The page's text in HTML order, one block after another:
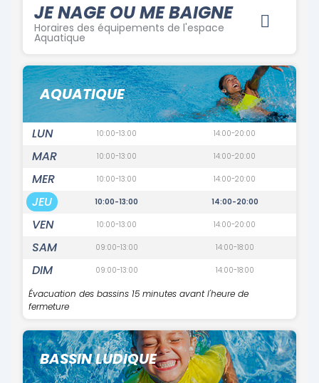
JE NAGE OU ME BAIGNE
Horaires des équipements de l'espace
Aquatique
AQUATIQUE
LUN 10:00-13:00 14:00-20:00
MAR 10:00-13:00 14:00-20:00
MER 10:00-13:00 14:00-20:00
JEU 10:00-13:00 14:00-20:00
VEN 10:00-13:00 14:00-20:00
SAM 09:00-13:00 14:00-18:00
DIM 09:00-13:00 14:00-18:00
Évacuation des bassins 15 minutes avant l'heure de
fermeture
BASSIN LUDIQUE